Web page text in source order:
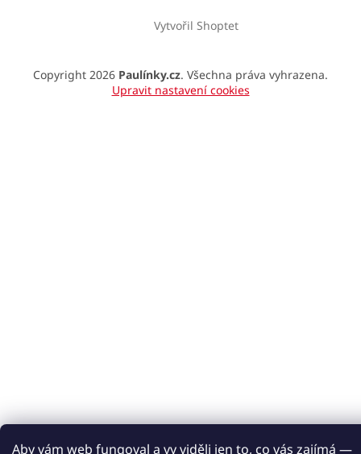
Aby vám web fungoval a vy viděli jen to, co vás zajímá —
Vytvořil Shoptet
Copyright 2026 Paulínky.cz. Všechna práva vyhrazena.
Upravit nastavení cookies